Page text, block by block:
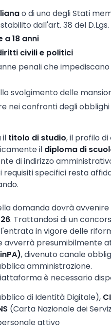
o di uno degli Stati
dall'art. 38 del D.Lgs.
18 anni
civili e politici
penali che
svolgimento delle
nei confronti degli
il titolo di studio, il profilo di
il diploma di
di indirizzo
requisiti specifici resta
domanda dovrà
. Trattandosi di un
in vigore delle
avverrà presumibilmente
, divenuto canale
amministrazione.
è necessario
di Identità Digitale),
(Carta Nazionale dei
attivo